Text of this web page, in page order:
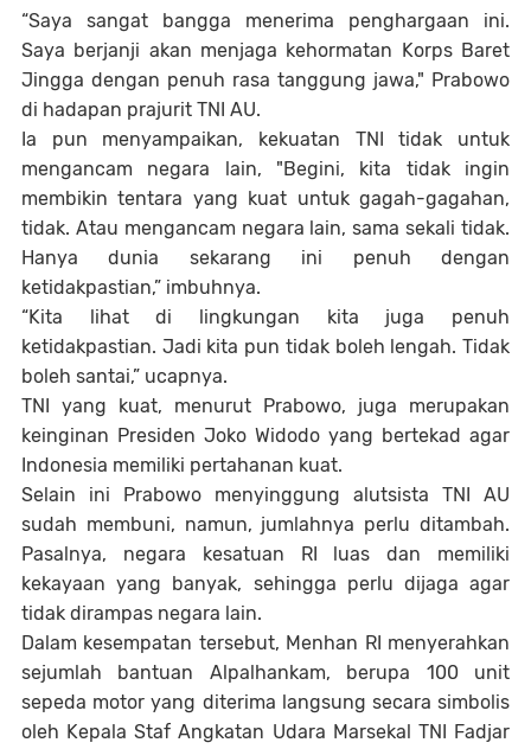
“Saya sangat bangga menerima penghargaan ini.
Saya berjanji akan menjaga kehormatan Korps Baret
Jingga dengan penuh rasa tanggung jawa," Prabowo
di hadapan prajurit TNI AU.
Ia pun menyampaikan, kekuatan TNI tidak untuk
mengancam negara lain, "Begini, kita tidak ingin
membikin tentara yang kuat untuk gagah-gagahan,
tidak. Atau mengancam negara lain, sama sekali tidak.
Hanya dunia sekarang ini penuh dengan
ketidakpastian,” imbuhnya.
“Kita lihat di lingkungan kita juga penuh
ketidakpastian. Jadi kita pun tidak boleh lengah. Tidak
boleh santai,” ucapnya.
TNI yang kuat, menurut Prabowo, juga merupakan
keinginan Presiden Joko Widodo yang bertekad agar
Indonesia memiliki pertahanan kuat.
Selain ini Prabowo menyinggung alutsista TNI AU
sudah membuni, namun, jumlahnya perlu ditambah.
Pasalnya, negara kesatuan RI luas dan memiliki
kekayaan yang banyak, sehingga perlu dijaga agar
tidak dirampas negara lain.
Dalam kesempatan tersebut, Menhan RI menyerahkan
sejumlah bantuan Alpalhankam, berupa 100 unit
sepeda motor yang diterima langsung secara simbolis
oleh Kepala Staf Angkatan Udara Marsekal TNI Fadjar